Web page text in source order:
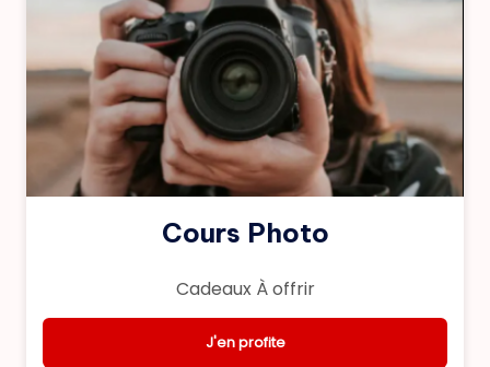
Cours Photo
Cadeaux À offrir
J'en profite